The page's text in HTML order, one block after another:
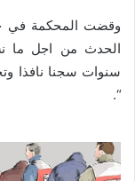
سنوات سجنا نافذا
“.